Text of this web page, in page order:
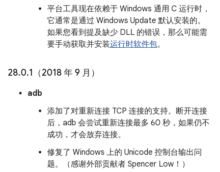
平台工具现在依赖于 Windows 通用 C 运行时，
它通常是通过 Windows Update 默认安装的。
如果您看到提及缺少 DLL 的错误，那么可能需
要手动获取并安装运行时软件包。
28.0.1（2018 年 9 月）
adb
添加了对重新连接 TCP 连接的支持。断开连接
后，adb 会尝试重新连接最多 60 秒，如果仍不
成功，才会放弃连接。
修复了 Windows 上的 Unicode 控制台输出问
题。（感谢外部贡献者 Spencer Low！）